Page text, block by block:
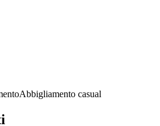
Abbigliamento casual